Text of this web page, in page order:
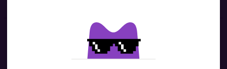
Kontakti
Kontaktiraj nas